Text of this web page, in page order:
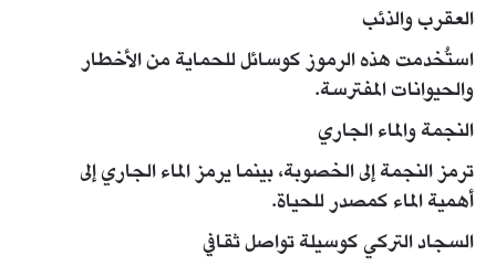
العقرب والذئب
استُخدمت هذه الرموز كوسائل للحماية من الأخطار
والحيوانات المفترسة.
النجمة والماء الجاري
ترمز النجمة إلى الخصوبة، بينما يرمز الماء الجاري إلى
أهمية الماء كمصدر للحياة.
السجاد التركي كوسيلة تواصل ثقافي